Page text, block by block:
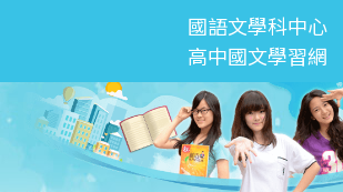
國語文學科中心
高中國文學習網